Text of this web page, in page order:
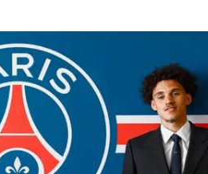
ახალ, 6-წლიან
ხელს. მიუხედავად იმისა, რომ
სოლიდურ კონტრაქტს